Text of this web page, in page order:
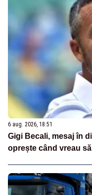
6 aug. 2026, 18:51
Gigi Becali, mesaj în
oprește când vreau